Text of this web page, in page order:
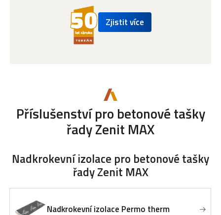
Zjistit více
Příslušenstvípro betonové tašky
řady Zenit MAX
Nadkrokevní izolace pro betonové tašky
řady Zenit MAX
Nadkrokevní izolace Permo therm